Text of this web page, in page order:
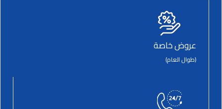
عروض خاصة
(طوال العام)